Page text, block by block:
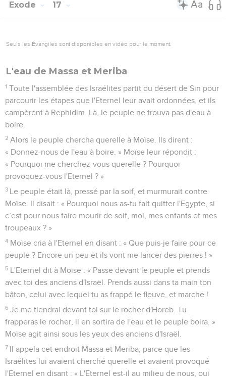
Exode 17
Seuls les Évangiles sont disponibles en vidéo pour le moment.
L'eau de Massa et Meriba
1 Toute l'assemblée des Israélites partit du désert de Sin pour
parcourir les étapes que l'Eternel leur avait ordonnées, et ils
campèrent à Rephidim. Là, le peuple ne trouva pas d'eau à
boire.
2 Alors le peuple chercha querelle à Moïse. Ils dirent :
« Donnez-nous de l'eau à boire. » Moïse leur répondit :
« Pourquoi me cherchez-vous querelle ? Pourquoi
provoquez-vous l'Eternel ? »
3 Le peuple était là, pressé par la soif, et murmurait contre
Moïse. Il disait : « Pourquoi nous as-tu fait quitter l'Egypte, si
c’est pour nous faire mourir de soif, moi, mes enfants et mes
troupeaux ? »
4 Moïse cria à l'Eternel en disant : « Que puis-je faire pour ce
peuple ? Encore un peu et ils vont me lancer des pierres ! »
5 L'Eternel dit à Moïse : « Passe devant le peuple et prends
avec toi des anciens d'Israël. Prends aussi dans ta main ton
bâton, celui avec lequel tu as frappé le fleuve, et marche !
6 Je me tiendrai devant toi sur le rocher d'Horeb. Tu
frapperas le rocher, il en sortira de l'eau et le peuple boira. »
Moïse agit ainsi sous les yeux des anciens d'Israël.
7 Il appela cet endroit Massa et Meriba, parce que les
Israélites lui avaient cherché querelle et avaient provoqué
l'Eternel en disant : « L'Eternel est-il au milieu de nous, oui